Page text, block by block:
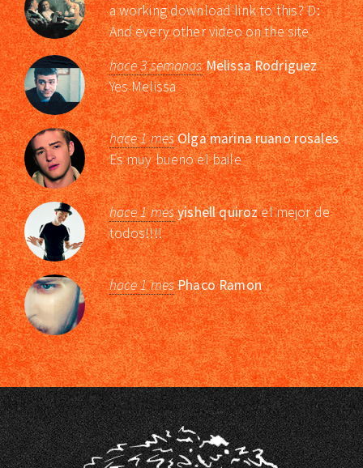
a working download link to this? D:
And every other video on the site
hace 3 semanasMelissa Rodriguez
Yes Melissa
hace 1 mesOlga marina ruano rosales
Es muy bueno el baile
hace 1 mesyishell quirozel mejor de
todos!!!!
hace 1 mesPhaco Ramon